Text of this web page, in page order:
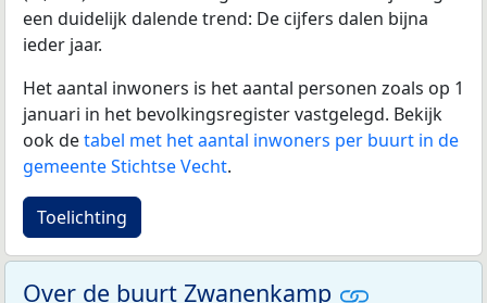
een duidelijk dalende trend: De cijfers dalen bijna
ieder jaar.
Het aantal inwoners is het aantal personen zoals op 1
januari in het bevolkingsregister vastgelegd. Bekijk
ook detabel met het aantal inwoners per buurt in de
gemeente Stichtse Vecht.
Toelichting
Over de buurt Zwanenkamp